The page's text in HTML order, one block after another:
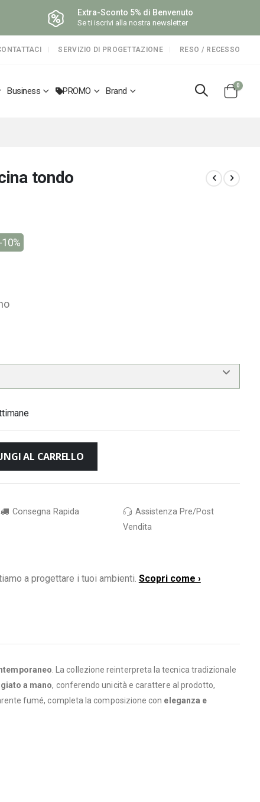
Extra-Sconto 5% di Benvenuto
Se ti iscrivi alla nostra newsletter
SERVIZIO DI PROGETTAZIONE RESO / RECESSO
Business PROMO Brand
Cart
0
tondo
-10%
AL CARRELLO
Consegna Rapida
Assistenza Pre/Post
Vendita
a progettare i tuoi ambienti. Scopri come ›
. La collezione reinterpreta la tecnica tradizionale
a mano, conferendo unicità e carattere al prodotto,
fumé, completa la composizione con eleganza e